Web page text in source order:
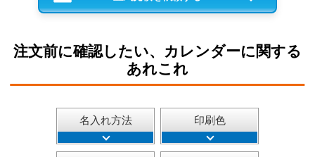
注文前に確認したい、カレンダーに関する
あれこれ
名入れ方法 印刷色